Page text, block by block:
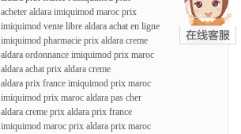
acheter aldara imiquimod maroc prix
imiquimod vente libre aldara achat en ligne
imiquimod pharmacie prix aldara creme
aldara ordonnance imiquimod prix maroc
aldara achat prix aldara creme
aldara prix france imiquimod prix maroc
imiquimod prix maroc aldara pas cher
aldara creme prix aldara prix france
imiquimod maroc prix aldara prix maroc